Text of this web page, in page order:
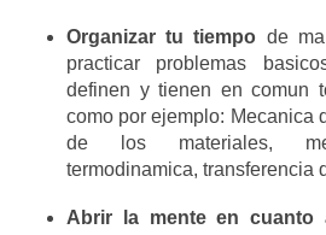
Organizar tu tiempo de
practicar problemas
definen y tienen en comun
como por ejemplo: Mecanica
de los materiales,
termodinamica, transferencia
Abrir la mente en cuanto